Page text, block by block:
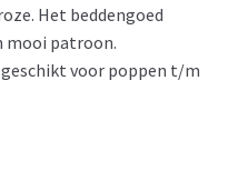
Het beddengoed
mooi patroon.
voor poppen t/m